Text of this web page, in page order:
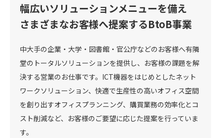
幅広いソリューションメニューを備え
さまざまなお客様へ提案するBtoB事業
中大手の企業・大学・図書館・官公庁などのお客様へ有隣
堂のトータルソリューションを提供し、お客様の課題を解
決する営業のお仕事です。ICT機器をはじめとしたネット
ワークソリューション、快適で生産性の高いオフィス空間
を創り出すオフィスプランニング、購買業務の効率化とコ
スト削減など、お客様のご要望に応じた提案を行っていま
す。